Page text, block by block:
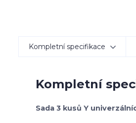
Kompletní specifikace
Kompletní
Sada 3 kusů Y